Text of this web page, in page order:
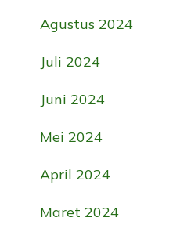
Agustus 2024
Juli 2024
Juni 2024
Mei 2024
April 2024
Maret 2024